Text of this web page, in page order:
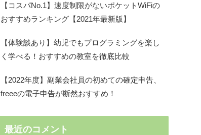
【コスパNo.1】速度制限がないポケットWiFiの
おすすめランキング【2021年最新版】
【体験談あり】幼児でもプログラミングを楽し
く学べる！おすすめの教室を徹底比較
【2022年度】副業会社員の初めての確定申告、
freeeの電子申告が断然おすすめ！
最近のコメント